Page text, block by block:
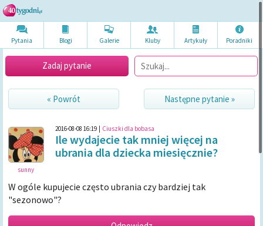
Pytania Blogi Galerie Kluby Artykuły Poradniki
Zadaj pytanie
« Powrót Następne pytanie »
sunny
2016-08-08 16:19 Ciuszki dla bobasa
Ile wydajecie tak mniej więcej na
ubrania dla dziecka miesięcznie?
W ogóle kupujecie często ubrania czy bardziej tak
"sezonowo"?